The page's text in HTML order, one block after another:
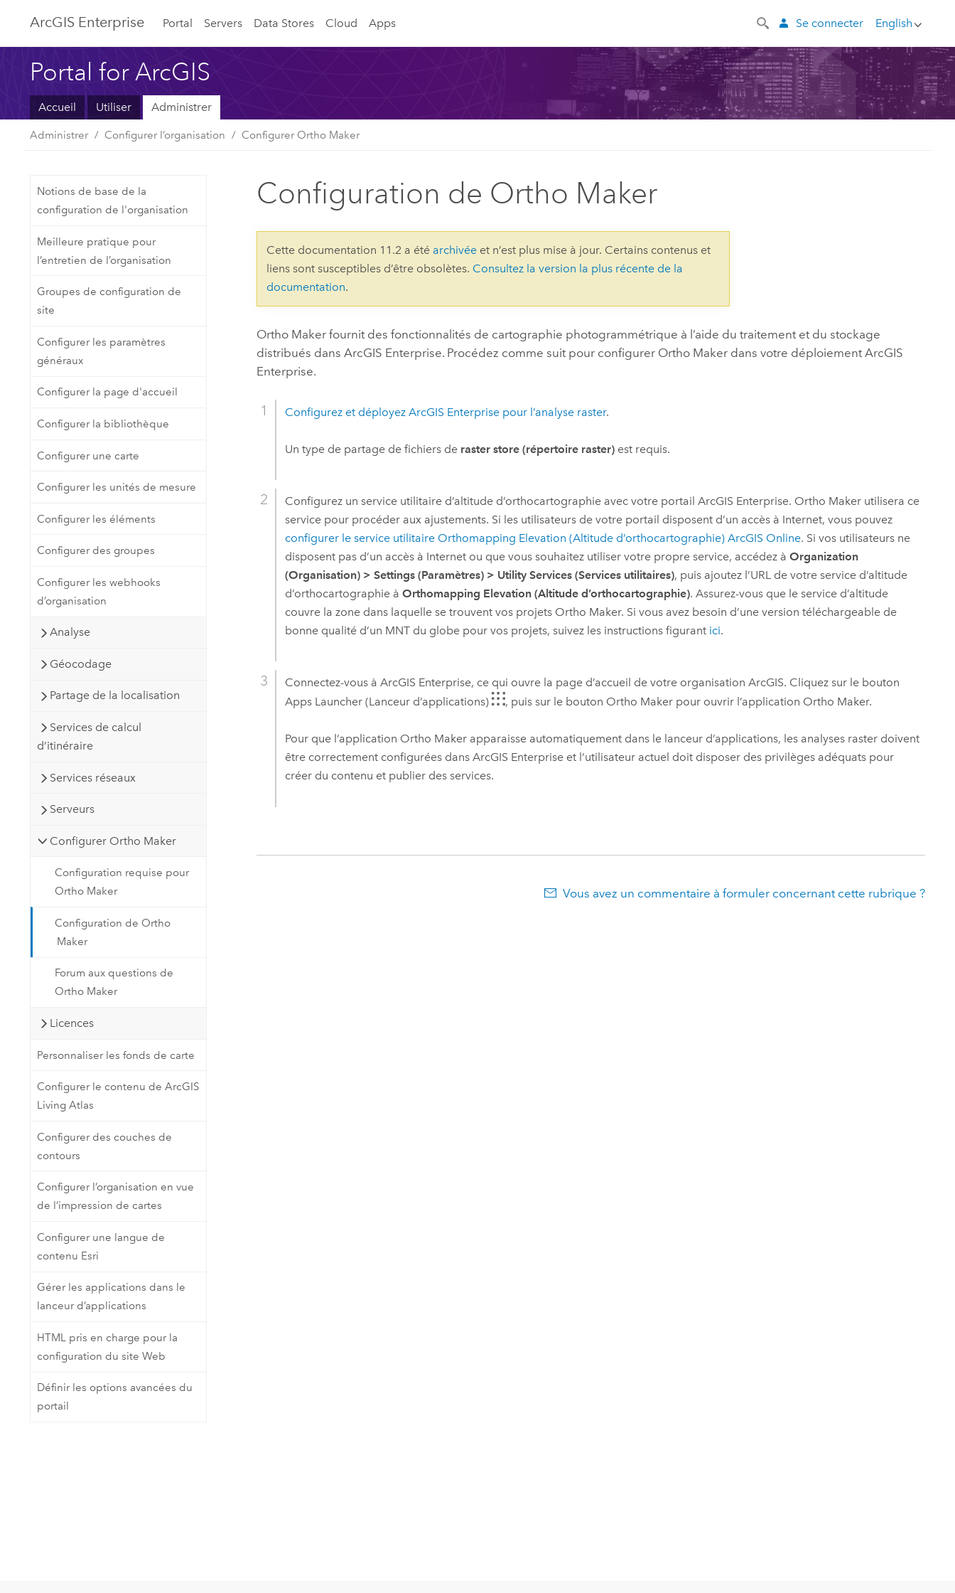
ArcGIS Enterprise Portal Servers Data Stores Cloud Apps English
Se connecter
Portal for ArcGIS
Accueil Utiliser Administrer
Administrer Configurer l’organisation Configurer Ortho Maker
Notions de base de la
configuration de l'organisation
Meilleure pratique pour
l’entretien de l’organisation
Groupes de configuration de
site
Configurer les paramètres
généraux
Configurer la page d'accueil
Configurer la bibliothèque
Configurer une carte
Configurer les unités de mesure
Configurer les éléments
Configurer des groupes
Configurer les webhooks
d’organisation
Analyse
Géocodage
Partage de la localisation
Services de calcul
d’itinéraire
Services réseaux
Serveurs
Configurer Ortho Maker
Configuration requise pour
Ortho Maker
Configuration de Ortho
Maker
Forum aux questions de
Ortho Maker
Licences
Personnaliser les fonds de carte
Configurer le contenu de ArcGIS
Living Atlas
Configurer des couches de
contours
Configurer l’organisation en vue
de l’impression de cartes
Configurer une langue de
contenu Esri
Gérer les applications dans le
lanceur d’applications
HTML pris en charge pour la
configuration du site Web
Définir les options avancées du
portail
Configuration de Ortho Maker
Cette documentation 11.2 a été archivée et n’est plus mise à jour. Certains contenus et
liens sont susceptibles d’être obsolètes. Consultez la version la plus récente de la
documentation.
Ortho Maker fournit des fonctionnalités de cartographie photogrammétrique à l’aide du traitement et du stockage
distribués dansArcGIS Enterprise. Procédez comme suit pour configurer Ortho Maker dans votre déploiementArcGIS
Enterprise.
Configurez et déployezArcGIS Enterprise pour l’analyse raster.
Un type de partage de fichiers de raster store (répertoire raster) est requis.
Configurez un service utilitaire d’altitude d’orthocartographie avec votre portailArcGIS Enterprise. Ortho Maker utilisera ce
service pour procéder aux ajustements. Si les utilisateurs de votre portail disposent d’un accès à Internet, vous pouvez
configurer le service utilitaire Orthomapping Elevation (Altitude d’orthocartographie) ArcGIS Online. Si vos utilisateurs ne
disposent pas d’un accès à Internet ou que vous souhaitez utiliser votre propre service, accédez àOrganization
(Organisation) > Settings (Paramètres) > Utility Services (Services utilitaires), puis ajoutez l’URL de votre service d’altitude
d’orthocartographie àOrthomapping Elevation (Altitude d’orthocartographie). Assurez-vous que le service d’altitude
couvre la zone dans laquelle se trouvent vos projets Ortho Maker. Si vous avez besoin d’une version téléchargeable de
bonne qualité d’un MNT du globe pour vos projets, suivez les instructions figurant ici.
Connectez-vous àArcGIS Enterprise, ce qui ouvre la page d’accueil de votre organisation ArcGIS. Cliquez sur le bouton
Apps Launcher (Lanceur d’applications)
, puis sur le bouton Ortho Maker pour ouvrir l’application Ortho Maker.
Pour que l’application Ortho Maker apparaisse automatiquement dans le lanceur d’applications, les analyses raster doivent
être correctement configurées dansArcGIS Enterprise et l’utilisateur actuel doit disposer des privilèges adéquats pour
créer du contenu et publier des services.
Vous avez un commentaire à formuler concernant cette rubrique ?